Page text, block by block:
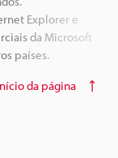
Explorer e
da Microsoft
países.
da página